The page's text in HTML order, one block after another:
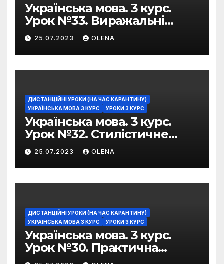
Українська мова. 3 курс.
Урок №33. Виражальні
можливості фразеологізмів
25.07.2023 OLENA
ДИСТАНЦІЙНІ УРОКИ (НА ЧАС КАРАНТИНУ)
УКРАЇНСЬКА МОВА 3 КУРС
УРОКИ 3 КУРС
Українська мова. 3 курс.
Урок №32. Стилістичне
забарвлення
фразеологізмів
25.07.2023 OLENA
ДИСТАНЦІЙНІ УРОКИ (НА ЧАС КАРАНТИНУ)
УКРАЇНСЬКА МОВА 3 КУРС
УРОКИ 3 КУРС
Українська мова. 3 курс.
Урок №30. Практична
риторика. Оцінювальні